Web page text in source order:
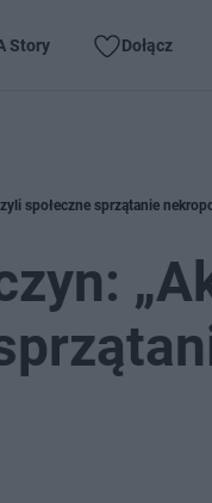
Story Dołącz
społeczne sprzątanie